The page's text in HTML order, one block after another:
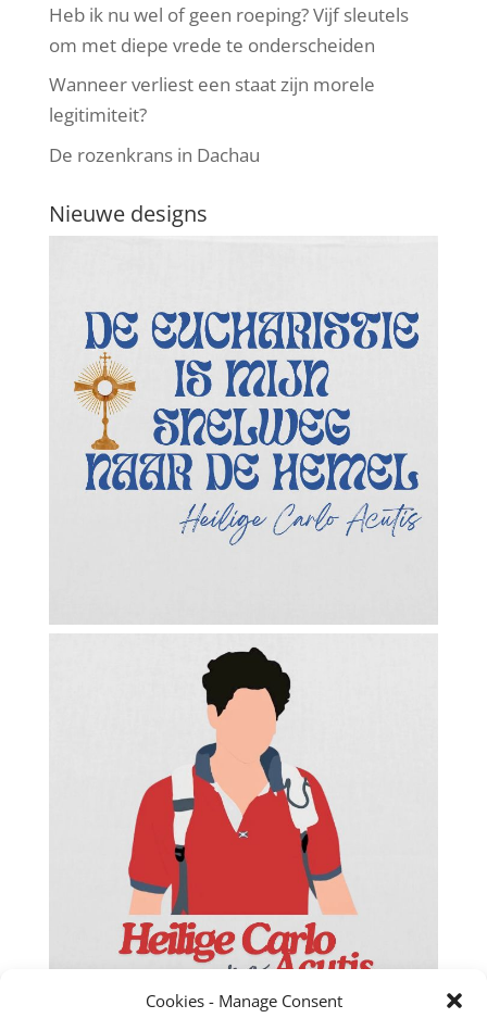
Cookies - Manage Consent
Heb ik nu wel of geen roeping? Vijf sleutels
om met diepe vrede te onderscheiden
Wanneer verliest een staat zijn morele
legitimiteit?
De rozenkrans in Dachau
Nieuwe designs